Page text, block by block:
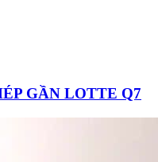
GẦN LOTTE Q7